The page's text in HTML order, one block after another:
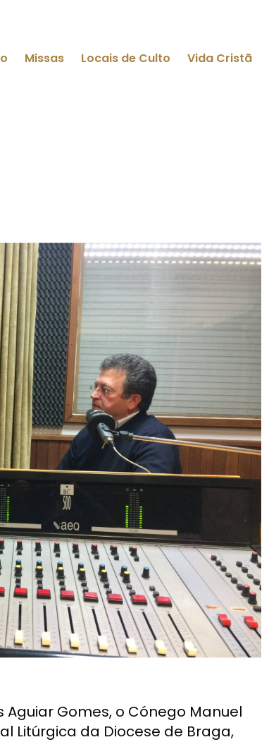
Missas Locais de Culto Vida Cristã
Gomes, o Cónego Manuel
Litúrgica da Diocese de Braga,